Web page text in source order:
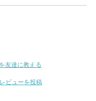
友達に教える
レビューを投稿